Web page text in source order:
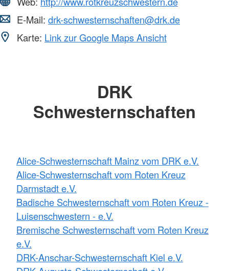
E-Mail: drk-schwesternschaften@drk.de
Karte: Link zur Google Maps Ansicht
DRK
Schwesternschaften
Alice-Schwesternschaft Mainz vom DRK e.V.
Alice-Schwesternschaft vom Roten Kreuz
Darmstadt e.V.
Badische Schwesternschaft vom Roten Kreuz -
Luisenschwestern - e.V.
Bremische Schwesternschaft vom Roten Kreuz
e.V.
DRK-Anschar-Schwesternschaft Kiel e.V.